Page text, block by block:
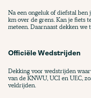
Na een ongeluk of diefstal
km over de grens. Kan je fiets
meteen. Daarnaast dekken
Officiële Wedstrijden
Dekking voor wedstrijden
van de KNWU, UCI en UEC,
veldrijden.